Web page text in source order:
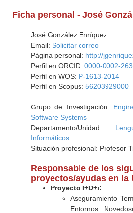
Ficha personal - José
José González Enríquez
Email: Solicitar correo
Página personal: http://
Perfil en ORCID: 0000-0002-
Perfil en WOS: P-1613-2014
Perfil en Scopus: 56203929000
Grupo de Investigación:
Software Systems
Departamento/Unidad:
Informáticos
Situación profesional: Profesor
Responsable de los
proyectos/ayudas en la
Proyecto I+D+i:
Aseguramiento
Entornos